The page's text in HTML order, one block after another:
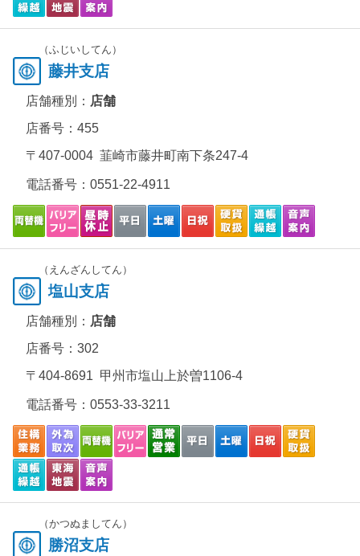
（ふじいしてん）
藤井支店
店舗種別： 店舗
店番号：455
〒407-0004 韮崎市藤井町南下条247-4
電話番号： 0551-22-4911
（えんざんしてん）
塩山支店
店舗種別： 店舗
店番号：302
〒404-8691 甲州市塩山上於曽1106-4
電話番号： 0553-33-3211
（かつぬましてん）
勝沼支店